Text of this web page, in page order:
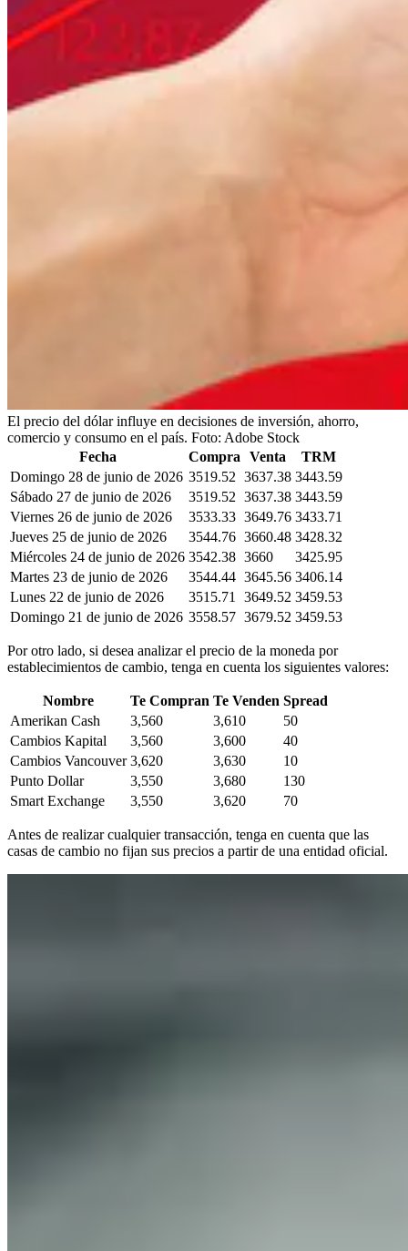
El precio del dólar influye en decisiones de inversión, ahorro,
comercio y consumo en el país. Foto: Adobe Stock
Fecha
Compra Venta
TRM
Domingo 28 de junio de 2026 3519.52 3637.38 3443.59
Sábado 27 de junio de 2026
3519.52 3637.38 3443.59
Viernes 26 de junio de 2026
3533.33 3649.76 3433.71
Jueves 25 de junio de 2026
3544.76 3660.48 3428.32
Miércoles 24 de junio de 2026 3542.38 3660
3425.95
Martes 23 de junio de 2026
3544.44 3645.56 3406.14
Lunes 22 de junio de 2026
3515.71 3649.52 3459.53
Domingo 21 de junio de 2026 3558.57 3679.52 3459.53
Por otro lado, si desea analizar el precio de la moneda por
establecimientos de cambio, tenga en cuenta los siguientes valores:
Nombre Te Compran Te Venden Spread
Amerikan Cash
3,560 3,610
50
Cambios Kapital
3,560 3,600
40
Cambios Vancouver 3,620 3,630
10
Punto Dollar
3,550 3,680
130
Smart Exchange
3,550 3,620 70
Antes de realizar cualquier transacción, tenga en cuenta que las
casas de cambio no fijan sus precios a partir de una entidad oficial.